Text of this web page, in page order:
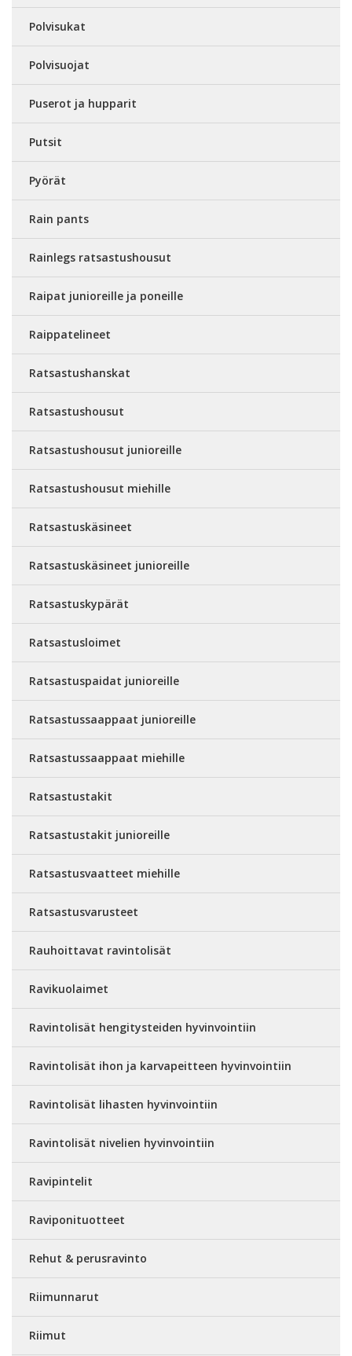
Polvisukat
Polvisuojat
Puserot ja hupparit
Putsit
Pyörät
Rain pants
Rainlegs ratsastushousut
Raipat junioreille ja poneille
Raippatelineet
Ratsastushanskat
Ratsastushousut
Ratsastushousut junioreille
Ratsastushousut miehille
Ratsastuskäsineet
Ratsastuskäsineet junioreille
Ratsastuskypärät
Ratsastusloimet
Ratsastuspaidat junioreille
Ratsastussaappaat junioreille
Ratsastussaappaat miehille
Ratsastustakit
Ratsastustakit junioreille
Ratsastusvaatteet miehille
Ratsastusvarusteet
Rauhoittavat ravintolisät
Ravikuolaimet
Ravintolisät hengitysteiden hyvinvointiin
Ravintolisät ihon ja karvapeitteen hyvinvointiin
Ravintolisät lihasten hyvinvointiin
Ravintolisät nivelien hyvinvointiin
Ravipintelit
Raviponituotteet
Rehut & perusravinto
Riimunnarut
Riimut